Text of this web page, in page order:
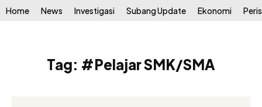
Home News Investigasi Subang Update Ekonomi
Tag: #Pelajar SMK/SMA